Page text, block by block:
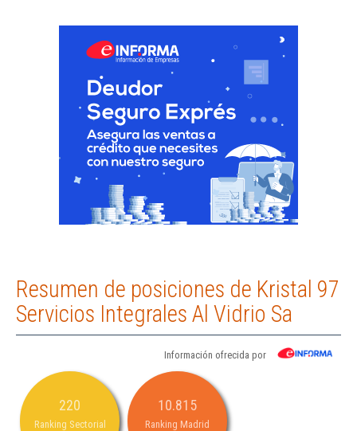
Resumen de posiciones de Kristal 97
Servicios Integrales Al Vidrio Sa
Información ofrecida por
220
Ranking Sectorial
10.815
Ranking Madrid